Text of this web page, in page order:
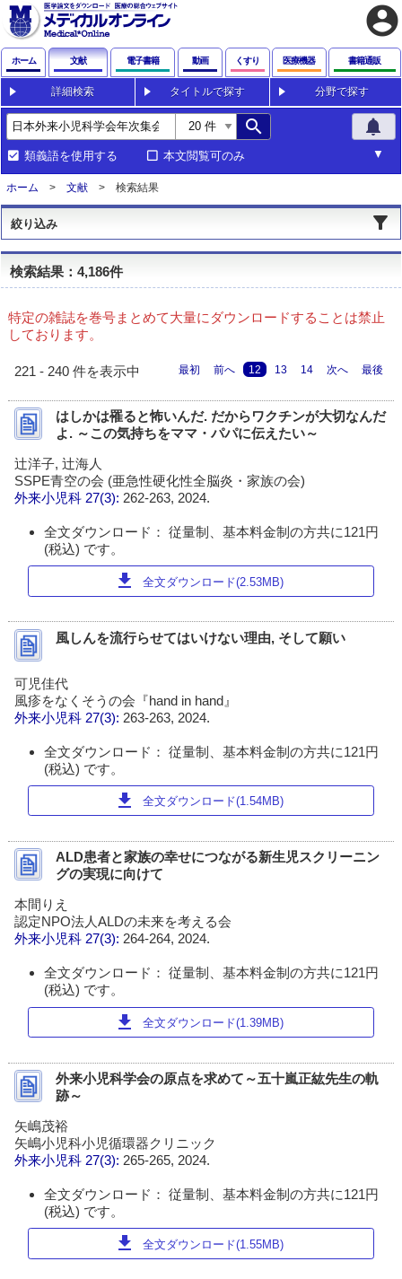
account_circle
ホーム 文献 電子書籍 動画 くすり 医療機器 書籍通販
詳細検索 タイトルで探す 分野で探す
search notifications
類義語を使用する 本文閲覧可のみ
ホーム 文献 検索結果
絞り込み
検索結果：4,186件
特定の雑誌を巻号まとめて大量にダウンロードすることは禁止
しております。
221 - 240 件を表示中 最初 前へ 12 13 14 次へ 最後
はしかは罹ると怖いんだ. だからワクチンが大切なんだ
よ. ～この気持ちをママ・パパに伝えたい～
辻洋子, 辻海人
SSPE青空の会 (亜急性硬化性全脳炎・家族の会)
外来小児科 27(3): 262-263, 2024.
全文ダウンロード： 従量制、基本料金制の方共に121円
(税込) です。
download 全文ダウンロード(2.53MB)
風しんを流行らせてはいけない理由, そして願い
可児佳代
風疹をなくそうの会『hand in hand』
外来小児科 27(3): 263-263, 2024.
全文ダウンロード： 従量制、基本料金制の方共に121円
(税込) です。
download 全文ダウンロード(1.54MB)
ALD患者と家族の幸せにつながる新生児スクリーニン
グの実現に向けて
本間りえ
認定NPO法人ALDの未来を考える会
外来小児科27(3):264-264, 2024.
全文ダウンロード： 従量制、基本料金制の方共に121円
(税込) です。
download 全文ダウンロード(1.39MB)
外来小児科学会の原点を求めて～五十嵐正紘先生の軌
跡～
矢嶋茂裕
矢嶋小児科小児循環器クリニック
外来小児科 27(3): 265-265, 2024.
全文ダウンロード： 従量制、基本料金制の方共に121円
(税込) です。
download 全文ダウンロード(1.55MB)